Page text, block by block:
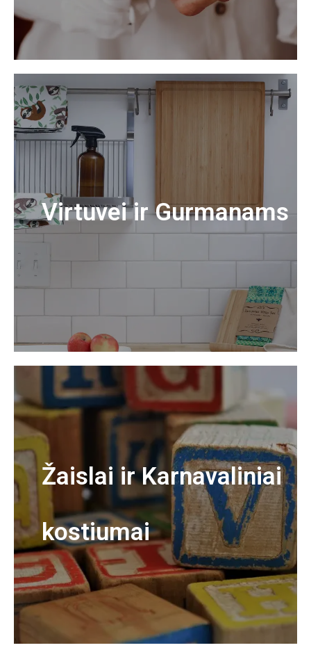
Virtuvei ir Gurmanams
Žaislai ir Karnavaliniai
kostiumai